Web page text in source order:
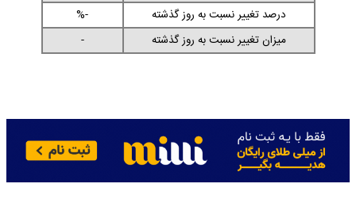
درصد تغییر نسبت به روز گذشته
-%
میزان تغییر نسبت به روز گذشته
-